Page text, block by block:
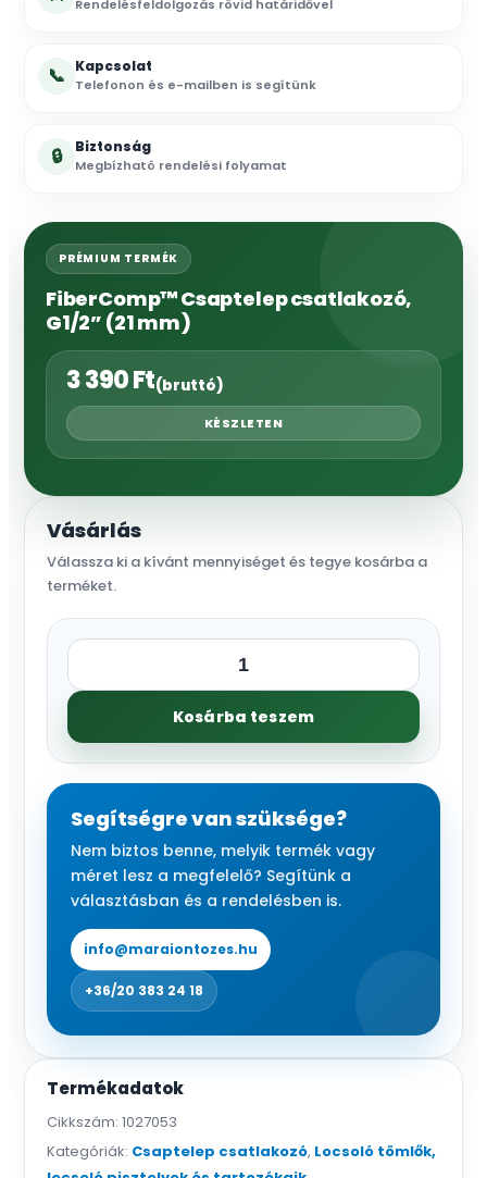
Rendelésfeldolgozás rövid határidővel
📞 Kapcsolat
Telefonon és e-mailben is segítünk
🔒 Biztonság
Megbízható rendelési folyamat
PRÉMIUM TERMÉK
FiberComp™ Csaptelep csatlakozó,
G1/2” (21 mm)
3 390Ft(bruttó)
KÉSZLETEN
Vásárlás
Válassza ki a kívánt mennyiséget és tegye kosárba a
terméket.
FiberComp™
Csaptelep
csatlakozó,
(21
mm)
mennyiség
Kosárba teszem
Segítségre van szüksége?
Nem biztos benne, melyik termék vagy
méret lesz a megfelelő? Segítünk a
választásban és a rendelésben is.
info@maraiontozes.hu
+36/20 383 24 18
Termékadatok
Cikkszám: 1027053
Kategóriák: Csaptelep csatlakozó, Locsoló tömlők,